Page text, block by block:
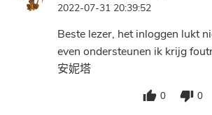
2022-07-31 20:39:52
Beste lezer, het inloggen lukt
even ondersteunen ik krijg
安妮塔
0 0